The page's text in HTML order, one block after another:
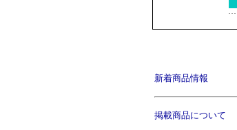
新着商品情報
掲載商品について